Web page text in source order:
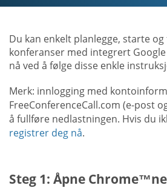
Du kan enkelt planlegge, starte
konferanser med integrert
nå ved å følge disse enkle
Merk: innlogging med
FreeConferenceCall.com (e-post
å fullføre nedlastningen. Hvis du
registrer deg nå.
Steg 1: Åpne